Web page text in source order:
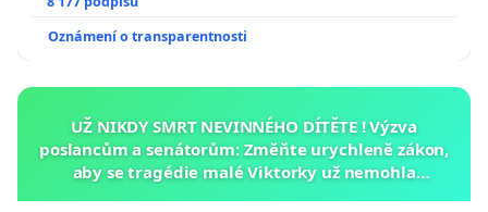
Oznámení o transparentnosti
UŽ NIKDY SMRT NEVINNÉHO DÍTĚTE ! Výzva
poslancům a senátorům: Změňte urychleně zákon,
aby se tragédie malé Viktorky už nemohla